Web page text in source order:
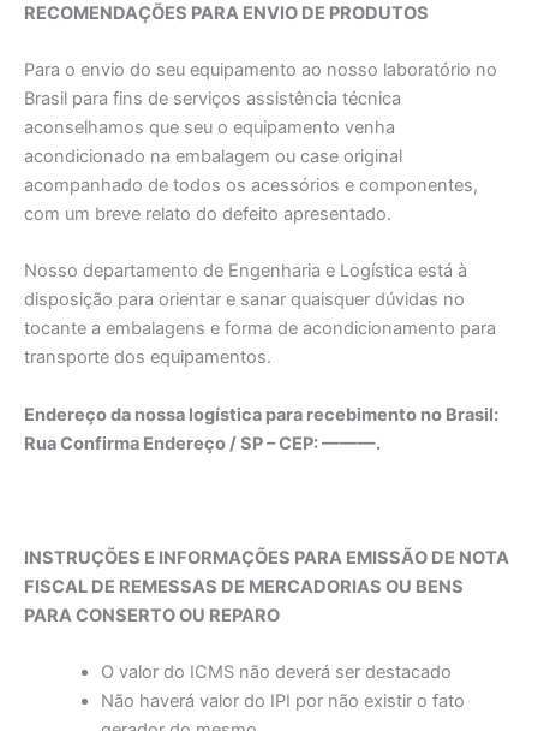
RECOMENDAÇÕES PARA ENVIO DE PRODUTOS
Para o envio do seu equipamento ao nosso laboratório no
Brasil para fins de serviços assistência técnica
aconselhamos que seu o equipamento venha
acondicionado na embalagem ou case original
acompanhado de todos os acessórios e componentes,
com um breve relato do defeito apresentado.
Nosso departamento de Engenharia e Logística está à
disposição para orientar e sanar quaisquer dúvidas no
tocante a embalagens e forma de acondicionamento para
transporte dos equipamentos.
Endereço da nossa logística para recebimento no Brasil:
Rua Confirma Endereço / SP – CEP: ———.
INSTRUÇÕES E INFORMAÇÕES PARA EMISSÃO DE NOTA
FISCAL DE REMESSAS DE MERCADORIAS OU BENS
PARA CONSERTO OU REPARO
O valor do ICMS não deverá ser destacado
Não haverá valor do IPI por não existir o fato